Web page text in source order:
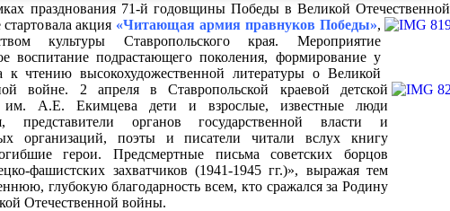
празднования 71-й годовщины Победы в Великой Отечественной
акция «Читающая армия правнуков Победы»,
культуры Ставропольского края. Мероприятие
воспитание подрастающего поколения, формирование у
к чтению высокохудожественной литературы о Великой
войне. 2 апреля вСтавропольской краевой детской
им. А.Е. Екимцева дети и взрослые, известные люди
представители органов государственной власти и
организаций, поэты и писатели читали вслух книгу
герои. Предсмертные письма советских борцов
фашистских захватчиков (1941-1945 гг.)», выражая тем
глубокую благодарность всем, кто сражался за Родину
Отечественной войны.